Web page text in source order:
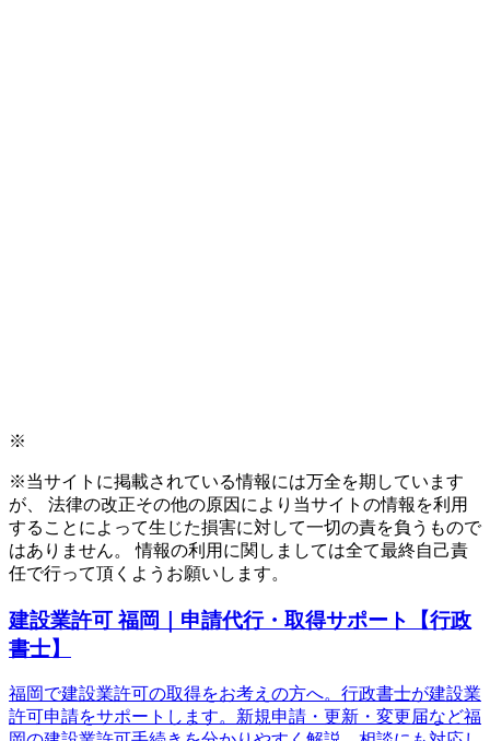
※
※当サイトに掲載されている情報には万全を期しています
が、 法律の改正その他の原因により当サイトの情報を利用
することによって生じた損害に対して一切の責を負うもので
はありません。 情報の利用に関しましては全て最終自己責
任で行って頂くようお願いします。
建設業許可 福岡｜申請代行・取得サポート【行政
書士】
福岡で建設業許可の取得をお考えの方へ。行政書士が建設業
許可申請をサポートします。新規申請・更新・変更届など福